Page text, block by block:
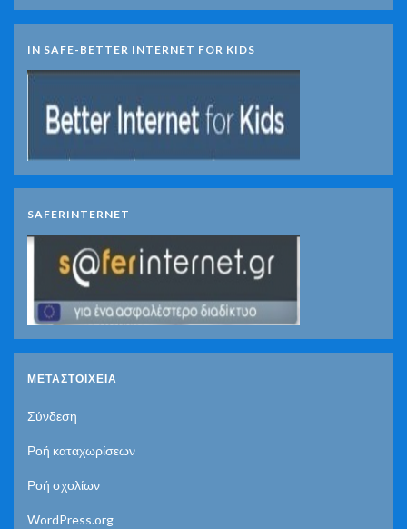
IN SAFE-BETTER INTERNET FOR KIDS
SAFERINTERNET
ΜΕΤΑΣΤΟΙΧΕΊΑ
Σύνδεση
Ροή καταχωρίσεων
Ροή σχολίων
WordPress.org